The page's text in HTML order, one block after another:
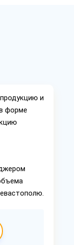
и
форме